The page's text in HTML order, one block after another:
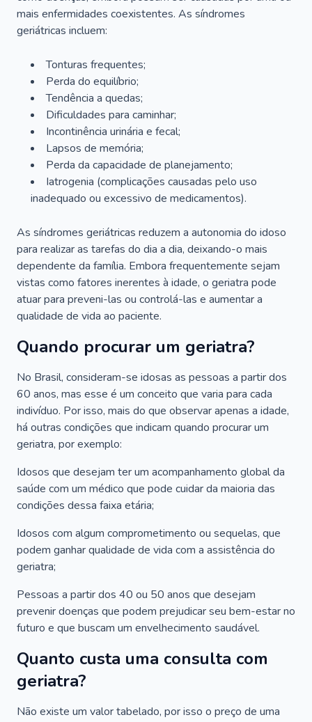
mais enfermidades coexistentes. As síndromes
geriátricas incluem:
Tonturas frequentes;
Perda do equilíbrio;
Tendência a quedas;
Dificuldades para caminhar;
Incontinência urinária e fecal;
Lapsos de memória;
Perda da capacidade de planejamento;
Iatrogenia (complicações causadas pelo uso
inadequado ou excessivo de medicamentos).
As síndromes geriátricas reduzem a autonomia do idoso
para realizar as tarefas do dia a dia, deixando-o mais
dependente da família. Embora frequentemente sejam
vistas como fatores inerentes à idade, o geriatra pode
atuar para preveni-las ou controlá-las e aumentar a
qualidade de vida ao paciente.
Quando procurar um geriatra?
No Brasil, consideram-se idosas as pessoas a partir dos
60 anos, mas esse é um conceito que varia para cada
indivíduo. Por isso, mais do que observar apenas a idade,
há outras condições que indicam quando procurar um
geriatra, por exemplo:
Idosos que desejam ter um acompanhamento global da
saúde com um médico que pode cuidar da maioria das
condições dessa faixa etária;
Idosos com algum comprometimento ou sequelas, que
podem ganhar qualidade de vida com a assistência do
geriatra;
Pessoas a partir dos 40 ou 50 anos que desejam
prevenir doenças que podem prejudicar seu bem-estar no
futuro e que buscam um envelhecimento saudável.
Quanto custa uma consulta com
geriatra?
Não existe um valor tabelado, por isso o preço de uma